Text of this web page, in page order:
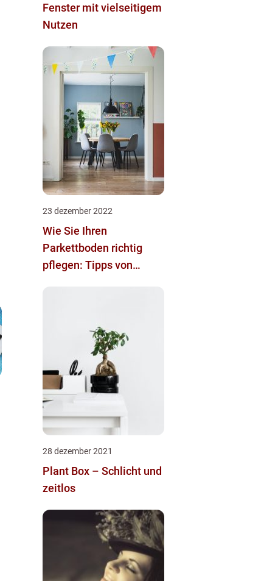
Fenster mit vielseitigem
Nutzen
23 dezember 2022
Wie Sie Ihren
Parkettboden richtig
pflegen: Tipps von
28 dezember 2021
Plant Box – Schlicht und
zeitlos